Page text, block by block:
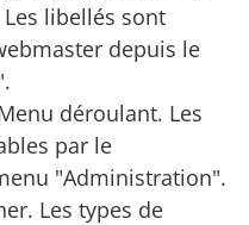
libellés sont
depuis le
déroulant. Les
par le
"Administration".
Les types de